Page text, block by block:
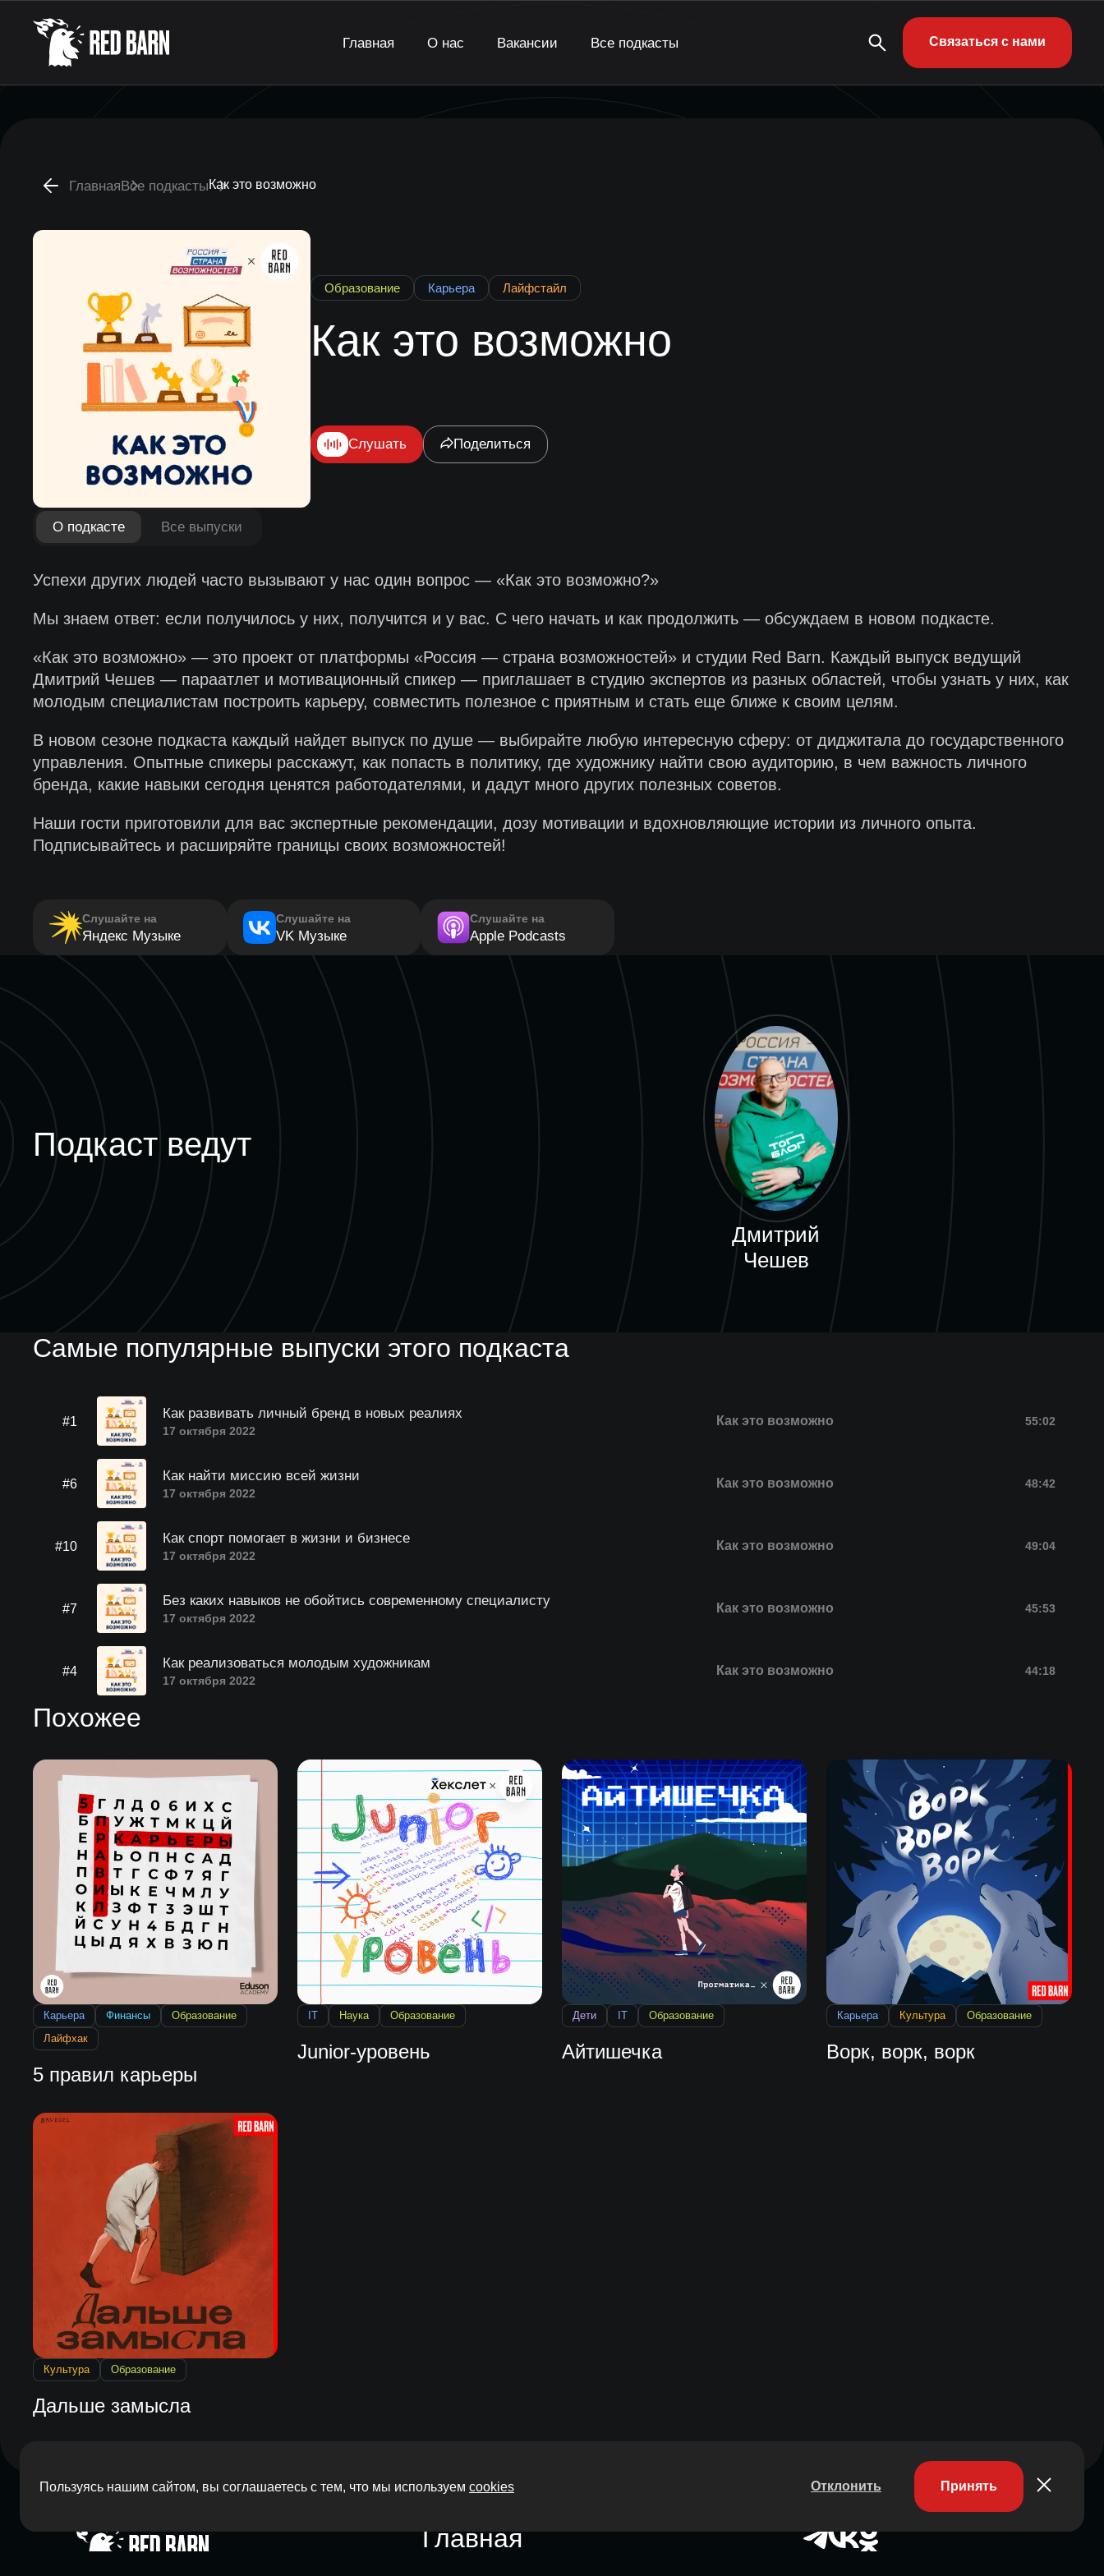
Главная О нас Вакансии Все подкасты Связаться с нами
ГлавнаяВсе подкастыКак это возможно
Образование Карьера Лайфстайл
Как это возможно
Слушать Поделиться
О подкасте Все выпуски
Успехи других людей часто вызывают у нас один вопрос — «Как это возможно?»
Мы знаем ответ: если получилось у них, получится и у вас. С чего начать и как продолжить — обсуждаем в новом подкасте.
«Как это возможно» — это проект от платформы «Россия — страна возможностей» и студии Red Barn. Каждый выпуск ведущий
Дмитрий Чешев — параатлет и мотивационный спикер — приглашает в студию экспертов из разных областей, чтобы узнать у них, как
молодым специалистам построить карьеру, совместить полезное с приятным и стать еще ближе к своим целям.
В новом сезоне подкаста каждый найдет выпуск по душе — выбирайте любую интересную сферу: от диджитала до государственного
управления. Опытные спикеры расскажут, как попасть в политику, где художнику найти свою аудиторию, в чем важность личного
бренда, какие навыки сегодня ценятся работодателями, и дадут много других полезных советов.
Наши гости приготовили для вас экспертные рекомендации, дозу мотивации и вдохновляющие истории из личного опыта.
Подписывайтесь и расширяйте границы своих возможностей!
Слушайте на
Яндекс Музыке
Слушайте на
VK Музыке
Слушайте на
Apple Podcasts
Подкаст ведут
Дмитрий
Чешев
Самые популярные выпуски этого подкаста
#1
Как развивать личный бренд в новых реалиях
17 октября 2022
Как это возможно 55:02
#6
Как найти миссию всей жизни
17 октября 2022
Как это возможно 48:42
#10
Как спорт помогает в жизни и бизнесе
17 октября 2022
Как это возможно 49:04
#7
Без каких навыков не обойтись современному специалисту
17 октября 2022
Как это возможно 45:53
#4
Как реализоваться молодым художникам
17 октября 2022
Как это возможно 44:18
Похожее
Карьера Финансы
Образование
Лайфхак
5 правил карьеры
IT Наука Образование
Junior-уровень
Дети IT Образование
Айтишечка
Карьера Культура Образование
Ворк, ворк, ворк
Культура Образование
Дальше замысла
Главная
Пользуясь нашим сайтом, вы соглашаетесь с тем, что мы используем cookies Отклонить Принять